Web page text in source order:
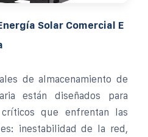
Solar Comercial E
de almacenamiento de
están diseñados para
que enfrentan las
inestabilidad de la red,